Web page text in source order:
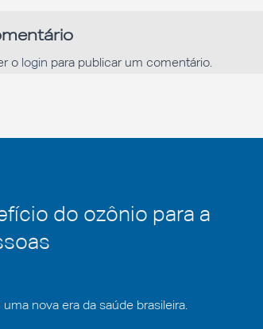
o login para publicar um comentário.
do ozônio para a
nova era da saúde brasileira.